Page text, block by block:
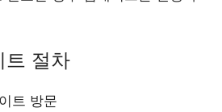
트 절차
트 방문